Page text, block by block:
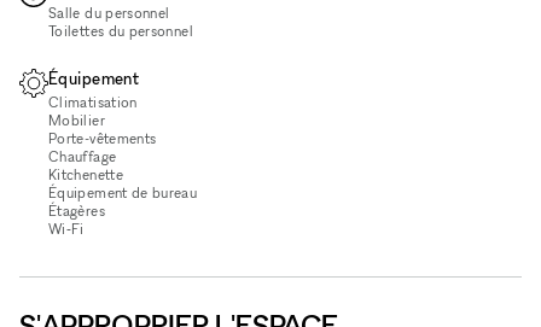
Salle du personnel
Toilettes du personnel
Équipement
Climatisation
Mobilier
Porte-vêtements
Chauffage
Kitchenette
Équipement de bureau
Étagères
Wi‑Fi